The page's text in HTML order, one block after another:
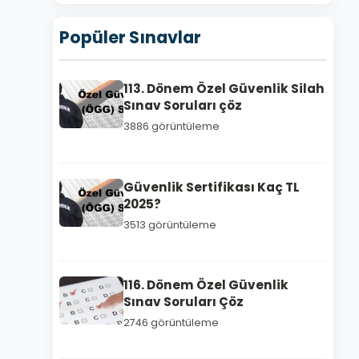
Popüler Sınavlar
113. Dönem Özel Güvenlik Silah
Sınav Soruları çöz
3886 görüntüleme
Güvenlik Sertifikası Kaç TL
2025?
3513 görüntüleme
116. Dönem Özel Güvenlik
Sınav Soruları Çöz
2746 görüntüleme